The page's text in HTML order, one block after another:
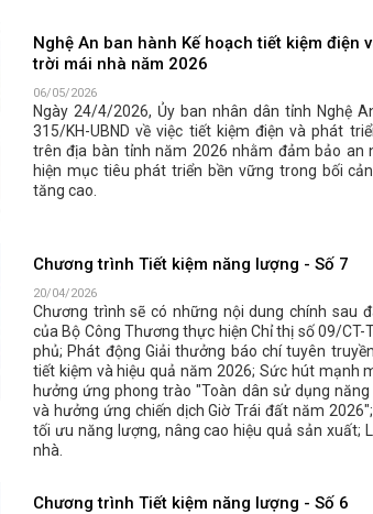
Nghệ An ban hành Kế hoạch tiết kiệm điện
trời mái nhà năm 2026
06/05/2026
Ngày 24/4/2026, Ủy ban nhân dân tỉnh Nghệ
315/KH-UBND về việc tiết kiệm điện và phát
trên địa bàn tỉnh năm 2026 nhằm đảm bảo an
hiện mục tiêu phát triển bền vững trong bối
tăng cao.
Chương trình Tiết kiệm năng lượng - Số 7
20/04/2026
Chương trình sẽ có những nội dung chính sau
của Bộ Công Thương thực hiện Chỉ thị số 09/CT-
phủ; Phát động Giải thưởng báo chí tuyên
tiết kiệm và hiệu quả năm 2026; Sức hút mạnh
hưởng ứng phong trào "Toàn dân sử dụng
và hưởng ứng chiến dịch Giờ Trái đất năm
tối ưu năng lượng, nâng cao hiệu quả sản xuất;
nhà.
Chương trình Tiết kiệm năng lượng - Số 6